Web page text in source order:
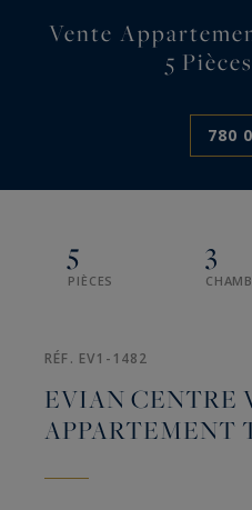
Vente
5
780
5
PIÈCES
3
RÉF. EV1-1482
EVIAN CENTRE
APPARTEMENT